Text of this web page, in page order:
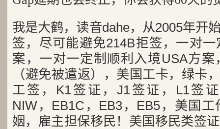
我是大鹤，读音dahe，从2005年开
签，尽可能避免214B拒签，一对
案，一对一定制顺利入境USA方
（避免被遣返），美国工卡，绿卡
工签，K1签证，J1签证，L1签
NIW，EB1C，EB3，EB5，美国
姻，雇主担保移民！美国移民类签